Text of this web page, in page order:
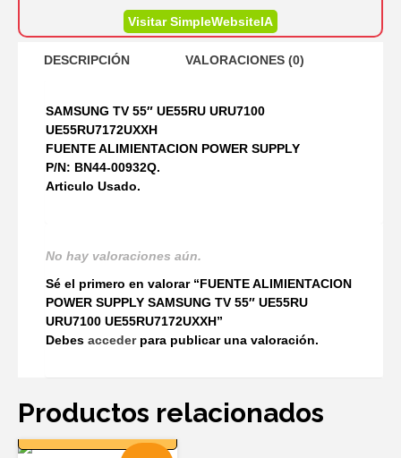
Visitar SimpleWebsiteIA
DESCRIPCIÓN VALORACIONES (0)
SAMSUNG TV 55″ UE55RU URU7100
UE55RU7172UXXH
FUENTE ALIMIENTACION POWER SUPPLY
P/N: BN44-00932Q.
Articulo Usado.
No hay valoraciones aún.
Sé el primero en valorar “FUENTE ALIMIENTACION
POWER SUPPLY SAMSUNG TV 55″ UE55RU
URU7100 UE55RU7172UXXH”
Debes accederpara publicar una valoración.
Productos relacionados
AÑADIR AL